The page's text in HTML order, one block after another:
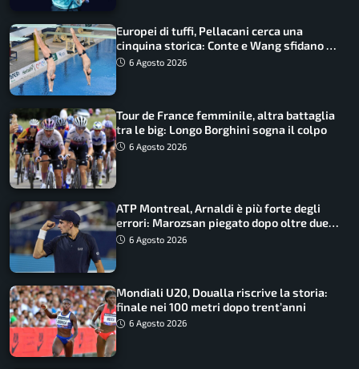
Europei di tuffi, Pellacani cerca una
cinquina storica: Conte e Wang sfidano la
piattaforma
6 Agosto 2026
Tour de France femminile, altra battaglia
tra le big: Longo Borghini sogna il colpo
6 Agosto 2026
ATP Montreal, Arnaldi è più forte degli
errori: Marozsan piegato dopo oltre due
ore6 Agosto 2026
Mondiali U20, Doualla riscrive la storia:
finale nei 100 metri dopo trent’anni
6 Agosto 2026